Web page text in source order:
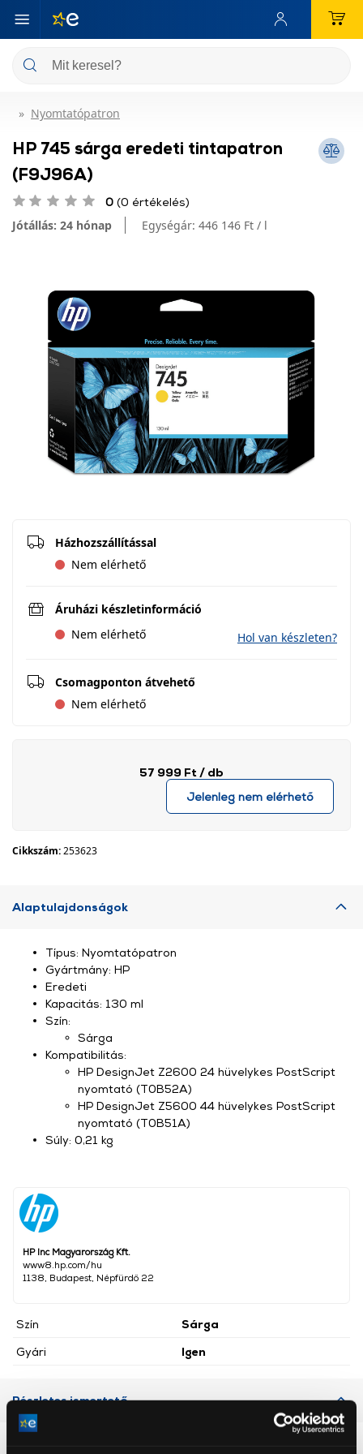
Nyomtatópatron
HP 745 sárga eredeti tintapatron
(F9J96A)
0 (0 értékelés)
Jótállás: 24 hónap Egységár: 446 146 Ft / l
Házhozszállítással
Nem elérhető
Áruházi készletinformáció
Nem elérhető
Hol van készleten?
Csomagponton átvehető
Nem elérhető
57 999 Ft / db
Jelenleg nem elérhető
Cikkszám:253623
Alaptulajdonságok
HP Inc Magyarország Kft.
www8.hp.com/hu
1138, Budapest, Népfürdő 22
Szín
Sárga
Gyári
Igen
Típus: Nyomtatópatron
Gyártmány: HP
Eredeti
Kapacitás: 130 ml
Szín:
Sárga
Kompatibilitás:
HP DesignJet Z2600 24 hüvelykes PostScript
nyomtató (T0B52A)
HP DesignJet Z5600 44 hüvelykes PostScript
nyomtató (T0B51A)
Súly: 0,21 kg
Részletes ismertető